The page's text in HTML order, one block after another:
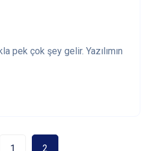
pek çok şey gelir. Yazılımın
1 2